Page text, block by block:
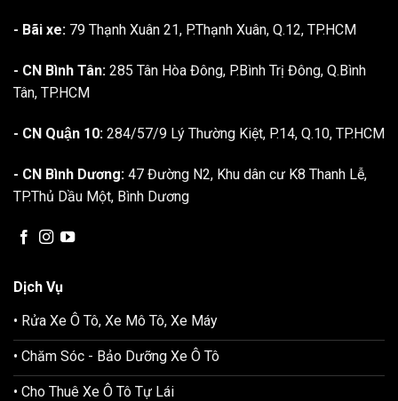
- Bãi xe: 79 Thạnh Xuân 21, P.Thạnh Xuân, Q.12, TP.HCM
- CN Bình Tân: 285 Tân Hòa Đông, P.Bình Trị Đông, Q.Bình
Tân, TP.HCM
- CN Quận 10: 284/57/9 Lý Thường Kiệt, P.14, Q.10, TP.HCM
- CN Bình Dương: 47 Đường N2, Khu dân cư K8 Thanh Lễ,
TP.Thủ Dầu Một, Bình Dương
Dịch Vụ
• Rửa Xe Ô Tô, Xe Mô Tô, Xe Máy
• Chăm Sóc - Bảo Dưỡng Xe Ô Tô
• Cho Thuê Xe Ô Tô Tự Lái